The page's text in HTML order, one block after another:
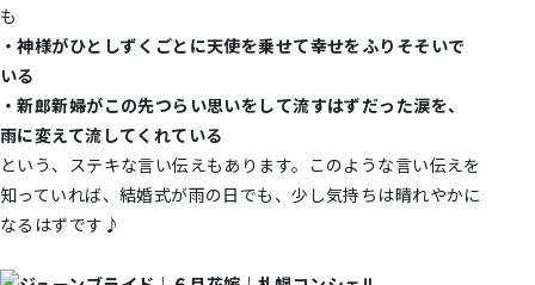
も
・神様がひとしずくごとに天使を乗せて幸せをふりそそいで
いる
・新郎新婦がこの先つらい思いをして流すはずだった涙を、
雨に変えて流してくれている
という、ステキな言い伝えもあります。このような言い伝えを
知っていれば、結婚式が雨の日でも、少し気持ちは晴れやかに
なるはずです♪